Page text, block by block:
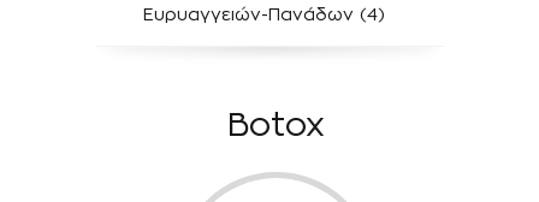
Ευρυαγγειών-Πανάδων (4)
Botox